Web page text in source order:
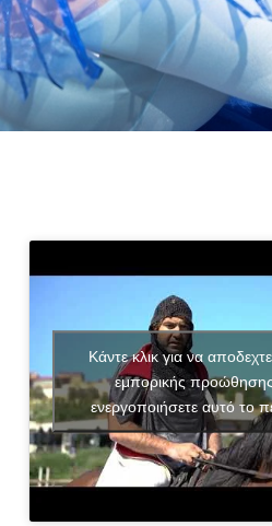
Κάντε κλικ για να
εμπορικής
ενεργοποιήσετε αυτό το